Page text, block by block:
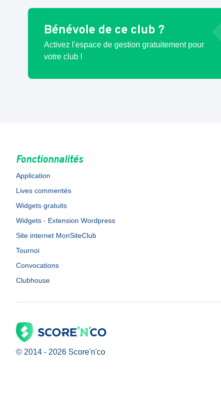
Bénévole de ce club ?
Activez l'espace de gestion gratuitement pour
votre club !
Fonctionnalités
Application
Lives commentés
Widgets gratuits
Widgets - Extension Wordpress
Site internet MonSiteClub
Tournoi
Convocations
Clubhouse
© 2014 - 2026 Score'n'co